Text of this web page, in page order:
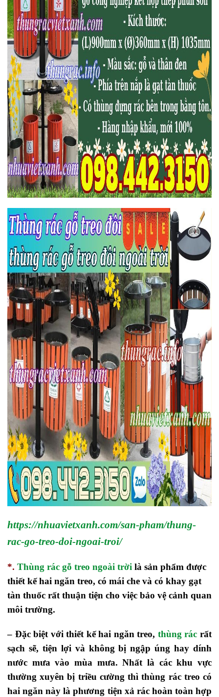
https://nhuavietxanh.com/san-pham/thung-
rac-go-treo-doi-ngoai-troi/
*. Thùng rác gỗ treo ngoài trời là sản phẩm được
thiết kế hai ngăn treo, có mái che và có khay gạt
tàn thuốc rất thuận tiện cho việc bảo vệ cảnh quan
môi trường.
– Đặc biệt với thiết kế hai ngăn treo, thùng rác rất
sạch sẽ, tiện lợi và không bị ngập úng hay dính
nước mưa vào mùa mưa. Nhất là các khu vực
thường xuyên bị triều cường thì thùng rác treo có
hai ngăn này là phương tiện xả rác hoàn toàn hợp